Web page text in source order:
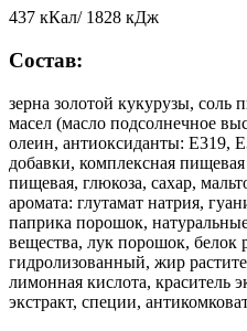
437 кКал/ 1828 кДж
Состав:
зерна золотой кукурузы, соль
масел (масло подсолнечное
олеин, антиоксиданты: Е319,
добавки, комплексная
пищевая, глюкоза, сахар,
аромата: глутамат натрия,
паприка порошок,
вещества, лук порошок, белок
гидролизованный, жир
лимонная кислота, краситель
экстракт, специи,